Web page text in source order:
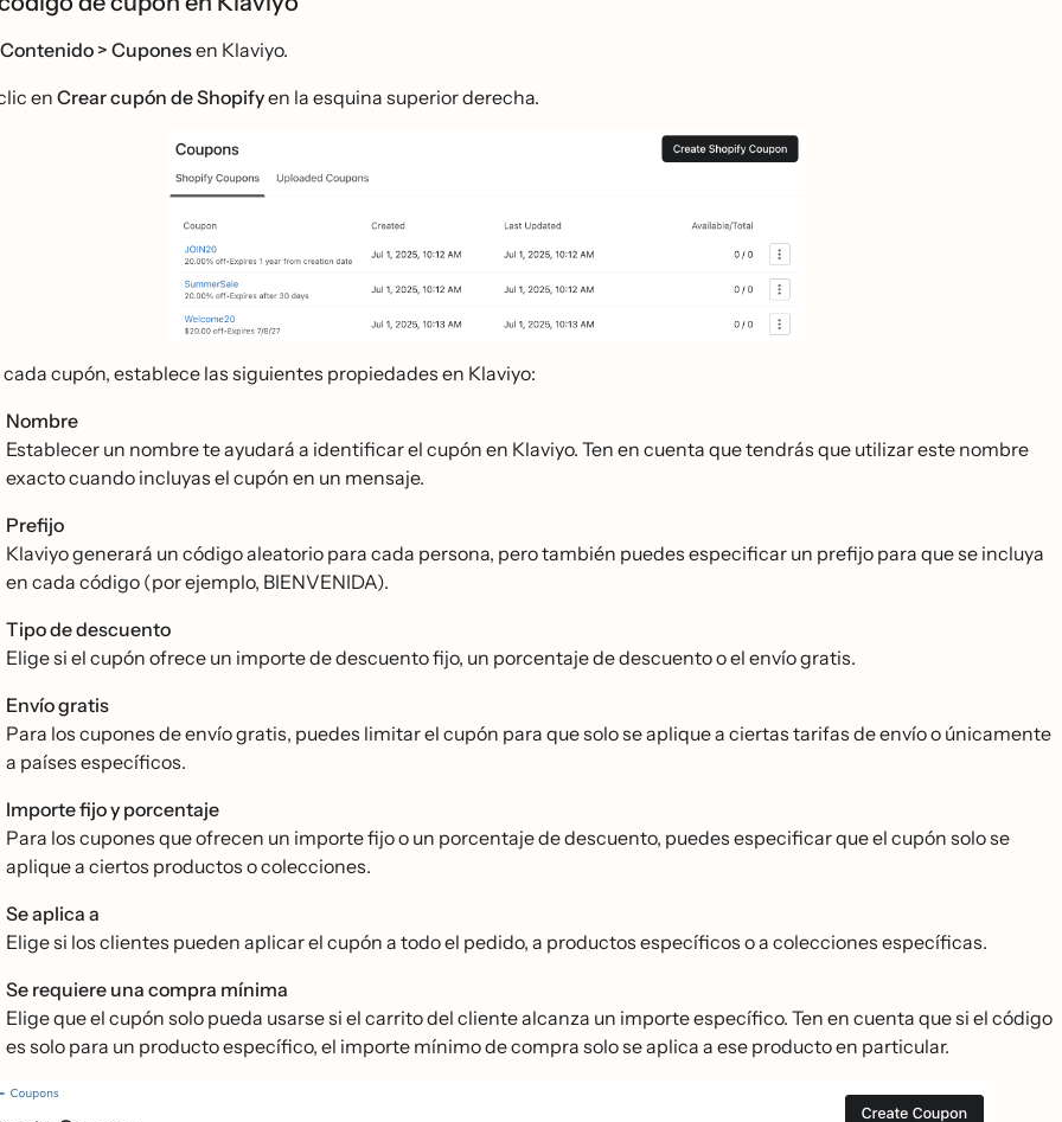
Contenido > Cuponesen Klaviyo.
enCrear cupón de Shopifyen la esquina superior derecha.
cada cupón, establece las siguientes propiedades en Klaviyo:
Nombre
Establecer un nombre te ayudará a identificar el cupón en Klaviyo. Ten en cuenta que tendrás que utilizar este nombre
exacto cuando incluyas el cupón en un mensaje.
Prefijo
Klaviyo generará un código aleatorio para cada persona, pero también puedes especificar un prefijo para que se incluya
en cada código (por ejemplo, BIENVENIDA).
Tipo de descuento
Elige si el cupón ofrece un importe de descuento fijo, un porcentaje de descuento o el envío gratis.
Envío gratis
Para los cupones de envío gratis, puedes limitar el cupón para que solo se aplique a ciertas tarifas de envío o únicamente
a países específicos.
Importe fijo y porcentaje
Para los cupones que ofrecen un importe fijo o un porcentaje de descuento, puedes especificar que el cupón solo se
aplique a ciertos productos o colecciones.
Se aplica a
Elige si los clientes pueden aplicar el cupón a todo el pedido, a productos específicos o a colecciones específicas.
Se requiere una compra mínima
Elige que el cupón solo pueda usarse si el carrito del cliente alcanza un importe específico. Ten en cuenta que si el código
es solo para un producto específico, el importe mínimo de compra solo se aplica a ese producto en particular.